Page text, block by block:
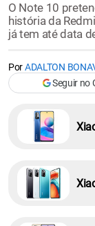
O Note 10
história da
já tem até data
PorADALTON
Seguir no